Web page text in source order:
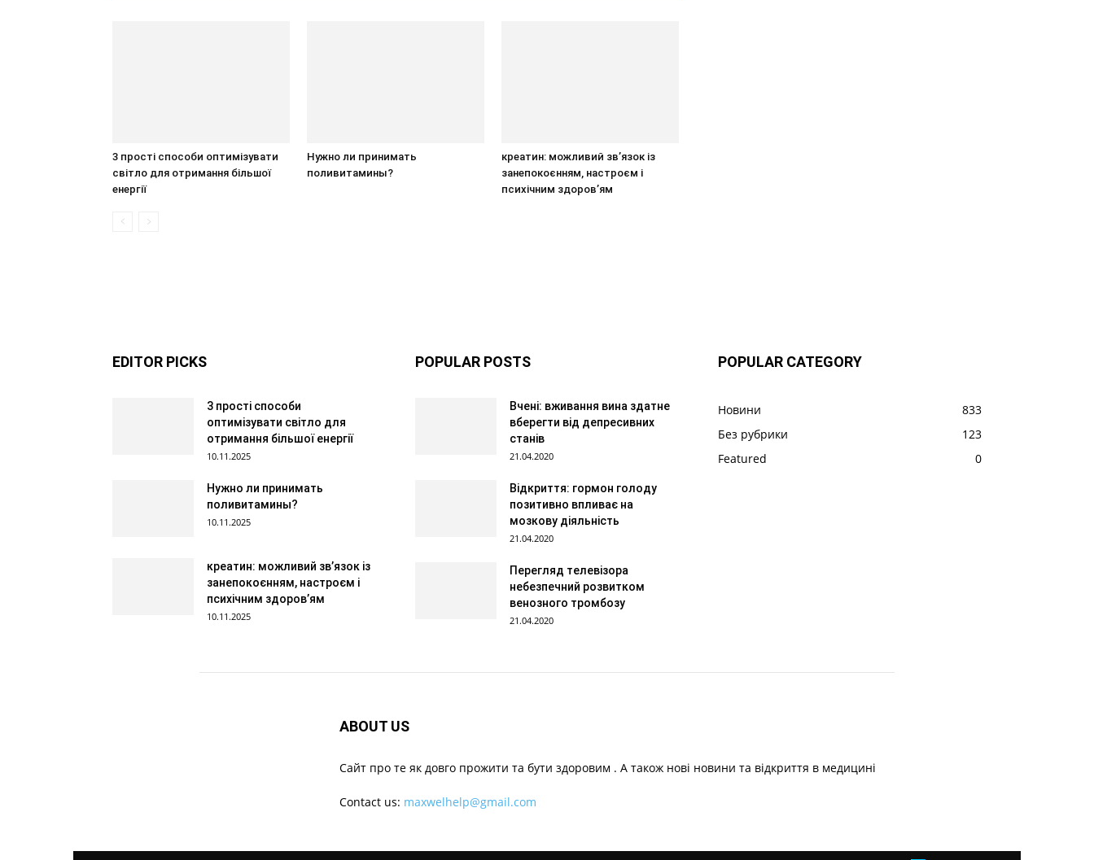
3 прості способи оптимізувати
світло для отримання більшої
енергії
Нужно ли принимать
поливитамины?
креатин: можливий зв’язок із
занепокоєнням, настроєм і
психічним здоров’ям
EDITOR PICKS
3 прості способи
оптимізувати світло для
отримання більшої енергії
10.11.2025
Нужно ли принимать
поливитамины?
10.11.2025
креатин: можливий зв’язок із
занепокоєнням, настроєм і
психічним здоров’ям
10.11.2025
POPULAR POSTS
Вчені: вживання вина здатне
вберегти від депресивних
станів
21.04.2020
Відкриття: гормон голоду
позитивно впливає на
мозкову діяльність
21.04.2020
Перегляд телевізора
небезпечний розвитком
венозного тромбозу
21.04.2020
POPULAR CATEGORY
Новини
833
Без рубрики
123
Featured
0
ABOUT US
Cайт про те як довго прожити та бути здоровим . А також нові новини та відкриття в медицині
Contact us: maxwelhelp@gmail.com